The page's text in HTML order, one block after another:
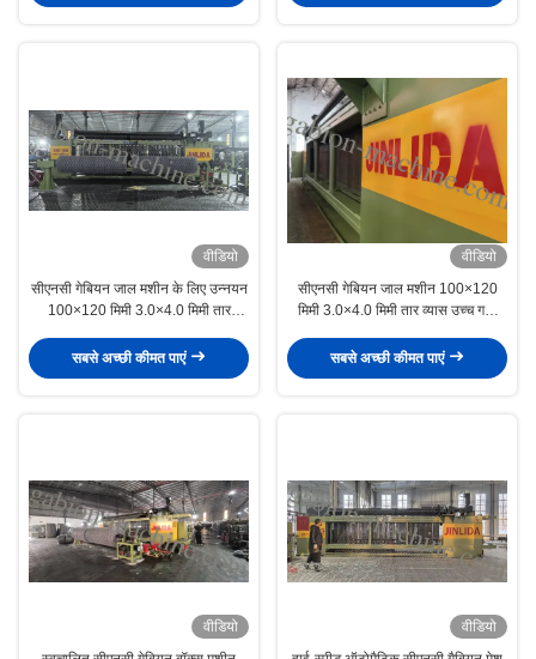
वीडियो
सीएनसी गेबियन जाल मशीन के लिए उन्नयन
100×120 मिमी 3.0×4.0 मिमी तार
सबसे अच्छी कीमत पाएं
वीडियो
सीएनसी गेबियन जाल मशीन 100×120
मिमी 3.0×4.0 मिमी तार व्यास उच्च गति
सबसे अच्छी कीमत पाएं
वीडियो
वीडियो